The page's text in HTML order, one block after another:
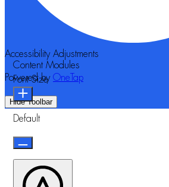
Accessibility Adjustments
Powered by OneTap
Hide Toolbar
Content Modules
Font Size
Default